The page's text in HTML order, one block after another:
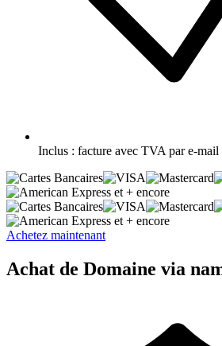
Inclus : facture avec TVA par e-mail
et + encore
et + encore
Achetez maintenant
Achat de Domaine via